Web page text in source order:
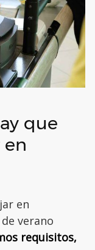
que
en
verano
requisitos,